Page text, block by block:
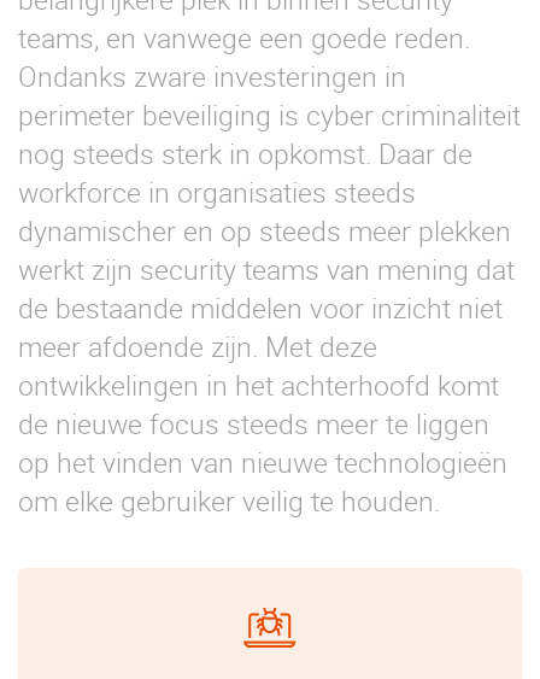
teams, en vanwege een goede reden.
Ondanks zware investeringen in
perimeter beveiliging is cyber criminaliteit
nog steeds sterk in opkomst. Daar de
workforce in organisaties steeds
dynamischer en op steeds meer plekken
werkt zijn security teams van mening dat
de bestaande middelen voor inzicht niet
meer afdoende zijn. Met deze
ontwikkelingen in het achterhoofd komt
de nieuwe focus steeds meer te liggen
op het vinden van nieuwe technologieën
om elke gebruiker veilig te houden.